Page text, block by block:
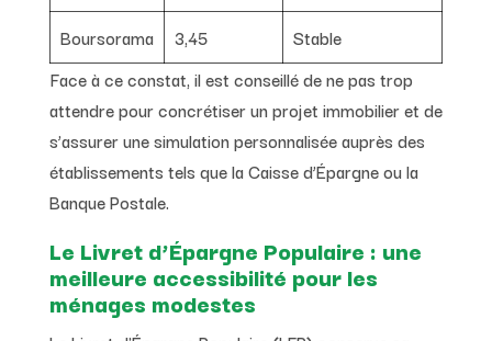
Boursorama
3,45
Stable
Face à ce constat, il est conseillé de ne pas trop
attendre pour concrétiser un projet immobilier et de
s’assurer une simulation personnalisée auprès des
établissements tels que la Caisse d’Épargne ou la
Banque Postale.
Le Livret d’Épargne Populaire : une
meilleure accessibilité pour les
ménages modestes